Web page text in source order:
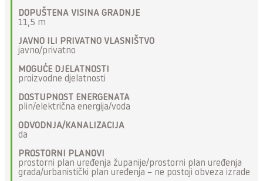
DOPUŠTENA VISINA GRADNJE
11,5 m
JAVNO ILI PRIVATNO VLASNIŠTVO
javno/privatno
MOGUĆE DJELATNOSTI
proizvodne djelatnosti
DOSTUPNOST ENERGENATA
plin/električna energija/voda
ODVODNJA/KANALIZACIJA
da
PROSTORNI PLANOVI
prostorni plan uređenja županije/prostorni plan uređenja
grada/urbanistički plan uređenja – ne postoji obveza izrade